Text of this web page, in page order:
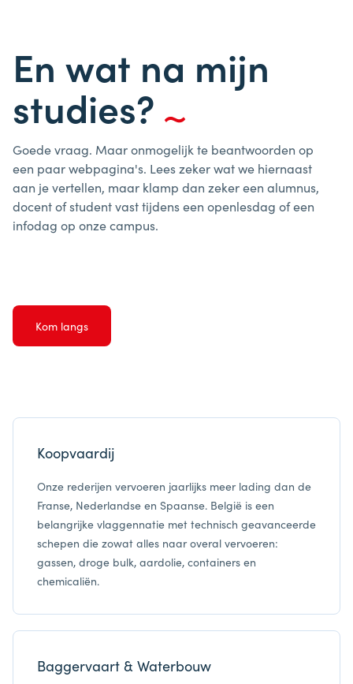
En wat na mijn
studies?
Goede vraag. Maar onmogelijk te beantwoorden op
een paar webpagina's. Lees zeker wat we hiernaast
aan je vertellen, maar klamp dan zeker een alumnus,
docent of student vast tijdens een openlesdag of een
infodag op onze campus.
Kom langs
Koopvaardij
Onze rederijen vervoeren jaarlijks meer lading dan de
Franse, Nederlandse en Spaanse. België is een
belangrijke vlaggennatie met technisch geavanceerde
schepen die zowat alles naar overal vervoeren:
gassen, droge bulk, aardolie, containers en
chemicaliën.
Baggervaart & Waterbouw